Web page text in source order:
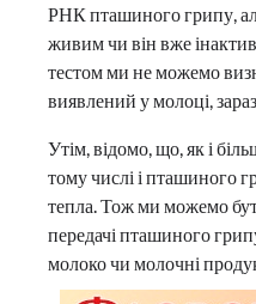
РНК пташиного грипу,
живим чи він вже
тестом ми не можемо
виявлений у молоці,
Утім, відомо, що, як і
тому числі і пташиного
тепла. Тож ми можемо
передачі пташиного
молоко чи молочні